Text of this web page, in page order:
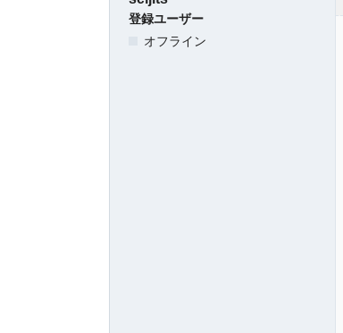
登録ユーザー
オフライン